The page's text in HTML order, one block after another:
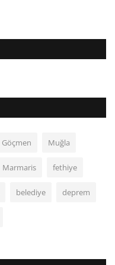
Göçmen Muğla
Marmaris fethiye
belediye deprem